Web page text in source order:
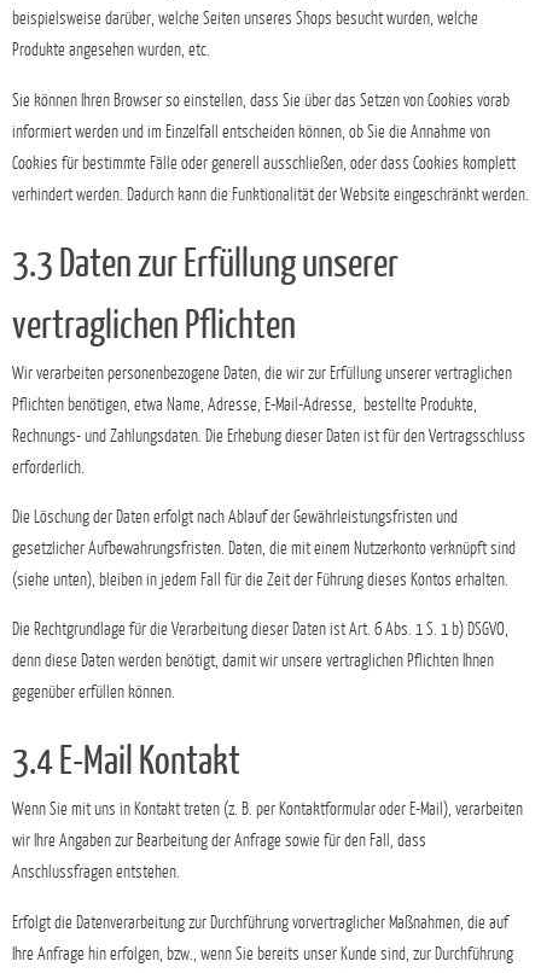
beispielsweise darüber, welche Seiten unseres Shops besucht wurden, welche
Produkte angesehen wurden, etc.
Sie können Ihren Browser so einstellen, dass Sie über das Setzen von Cookies vorab
informiert werden und im Einzelfall entscheiden können, ob Sie die Annahme von
Cookies für bestimmte Fälle oder generell ausschließen, oder dass Cookies komplett
verhindert werden. Dadurch kann die Funktionalität der Website eingeschränkt werden.
3.3 Daten zur Erfüllung unserer
vertraglichen Pflichten
Wir verarbeiten personenbezogene Daten, die wir zur Erfüllung unserer vertraglichen
Pflichten benötigen, etwa Name, Adresse, E-Mail-Adresse, bestellte Produkte,
Rechnungs- und Zahlungsdaten. Die Erhebung dieser Daten ist für den Vertragsschluss
erforderlich.
Die Löschung der Daten erfolgt nach Ablauf der Gewährleistungsfristen und
gesetzlicher Aufbewahrungsfristen. Daten, die mit einem Nutzerkonto verknüpft sind
(siehe unten), bleiben in jedem Fall für die Zeit der Führung dieses Kontos erhalten.
Die Rechtgrundlage für die Verarbeitung dieser Daten ist Art. 6 Abs. 1 S. 1 b) DSGVO,
denn diese Daten werden benötigt, damit wir unsere vertraglichen Pflichten Ihnen
gegenüber erfüllen können.
3.4 E-Mail Kontakt
Wenn Sie mit uns in Kontakt treten (z. B. per Kontaktformular oder E-Mail), verarbeiten
wir Ihre Angaben zur Bearbeitung der Anfrage sowie für den Fall, dass
Anschlussfragen entstehen.
Erfolgt die Datenverarbeitung zur Durchführung vorvertraglicher Maßnahmen, die auf
Ihre Anfrage hin erfolgen, bzw., wenn Sie bereits unser Kunde sind, zur Durchführung